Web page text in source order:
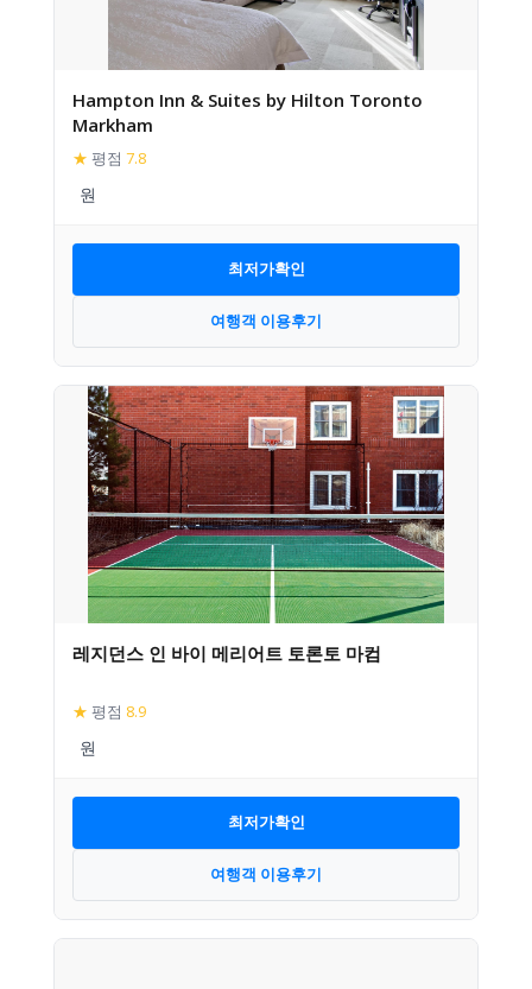
Hampton Inn & Suites by Hilton Toronto
Markham
★ 평점 7.8
최저가확인
여행객 이용후기
레지던스 인 바이 메리어트 토론토 마컴
★ 평점 8.9
최저가확인
여행객 이용후기